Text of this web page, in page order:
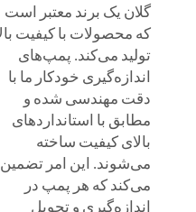
گلان یک برند معتبر است
که محصولات با کیفیت
تولید می‌کند. پمپ‌های
اندازه‌گیری خودکار ما با
دقت مهندسی شده و
مطابق با استانداردهای
بالای کیفیت ساخته
می‌شوند. این امر تضمین
می‌کند که هر پمپ در
اندازه‌گیری و تحویل